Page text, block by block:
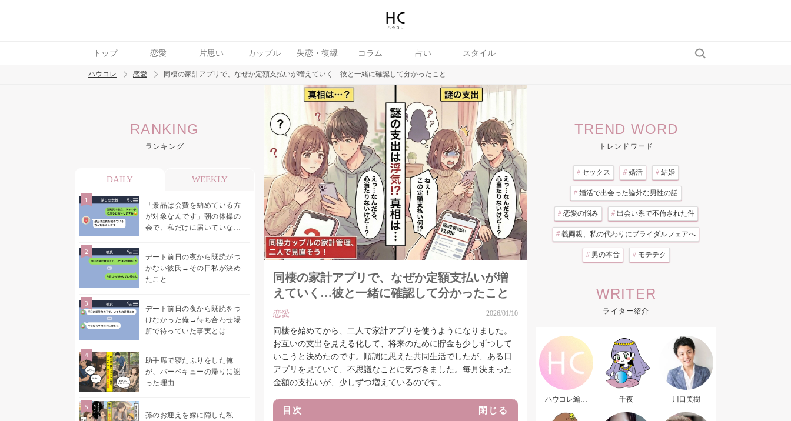
トップ 恋愛 片思い カップル 失恋・復縁 コラム 占い スタイル
トレンド ワード
ハウコレ 恋愛 同棲の家計アプリで、なぜか定額支払いが増えていく…彼と一緒に確認して分かったこと
RANKING
ランキング
DAILY WEEKLY
「景品は会費を納めている方
が対象なんです」朝の体操の
会で、私だけに届いていなか
デート前日の夜から既読がつ
かない彼氏→その日私が決め
たこと
デート前日の夜から既読をつ
けなかった俺→待ち合わせ場
所で待っていた事実とは
助手席で寝たふりをした俺
が、バーベキューの帰りに謝
った理由
孫のお迎えを嫁に隠した私
同棲の家計アプリで、なぜか定額支払いが増
えていく…彼と一緒に確認して分かったこと
恋愛 2026/01/10
同棲を始めてから、二人で家計アプリを使うようになりました。
お互いの支出を見える化して、将来のために貯金も少しずつして
いこうと決めたのです。順調に思えた共同生活でしたが、ある日
アプリを見ていて、不思議なことに気づきました。毎月決まった
金額の支払いが、少しずつ増えているのです。
目次 閉じる
TREND WORD
トレンドワード
# セックス # 婚活 # 結婚
# 婚活で出会った論外な男性の話
# 恋愛の悩み # 出会い系で不倫された件
# 義両親、私の代わりにブライダルフェアへ
# 男の本音 # モテテク
WRITER
ライター紹介
ハウコレ編集
千夜 川口美樹